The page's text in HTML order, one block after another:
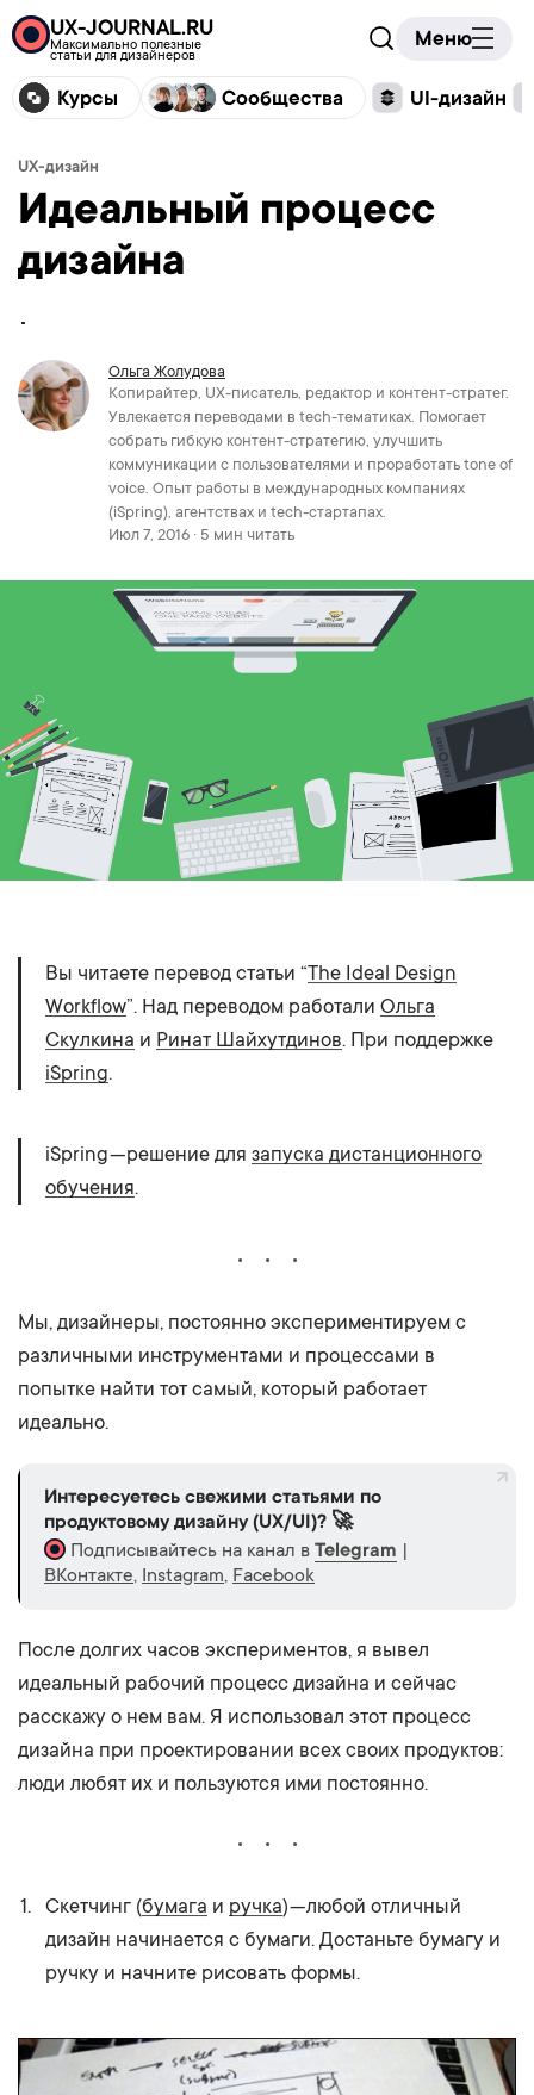
UX-JOURNAL.RU
Максимально полезные
статьи для дизайнеров
Меню
Курсы Сообщества UI-дизайн
UX-дизайн
Идеальный процесс
дизайна
Ольга Жолудова
Копирайтер, UX-писатель, редактор и контент-стратег.
Увлекается переводами в tech-тематиках. Помогает
собрать гибкую контент-стратегию, улучшить
коммуникации с пользователями и проработать tone of
voice. Опыт работы в международных компаниях
(iSpring), агентствах и tech-стартапах.
Июл 7, 2016 · 5 мин читать
Вы читаете перевод статьи “The Ideal Design
Workflow”. Над переводом работали Ольга
Скулкина и Ринат Шайхутдинов. При поддержке
iSpring.
iSpring — решение для запуска дистанционного
обучения.
Мы, дизайнеры, постоянно экспериментируем с
различными инструментами и процессами в
попытке найти тот самый, который работает
идеально.
Интересуетесь свежими статьями по
продуктовому дизайну (UX/UI)? 🚀
Подписывайтесь на канал в Telegram |
ВКонтакте, Instagram, Facebook
После долгих часов экспериментов, я вывел
идеальный рабочий процесс дизайна и сейчас
расскажу о нем вам. Я использовал этот процесс
дизайна при проектировании всех своих продуктов:
люди любят их и пользуются ими постоянно.
Скетчинг (бумага и ручка) — любой отличный
дизайн начинается с бумаги. Достаньте бумагу и
ручку и начните рисовать формы.